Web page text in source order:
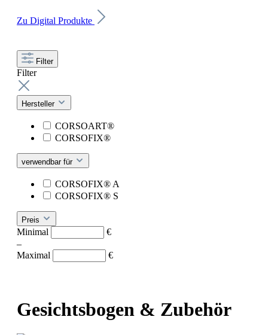
Zu Digital Produkte
Filter
Filter
Hersteller
CORSOART®
CORSOFIX®
verwendbar für
CORSOFIX® A
CORSOFIX® S
Preis
Minimal
€
–
Maximal
€
Gesichtsbogen & Zubehör